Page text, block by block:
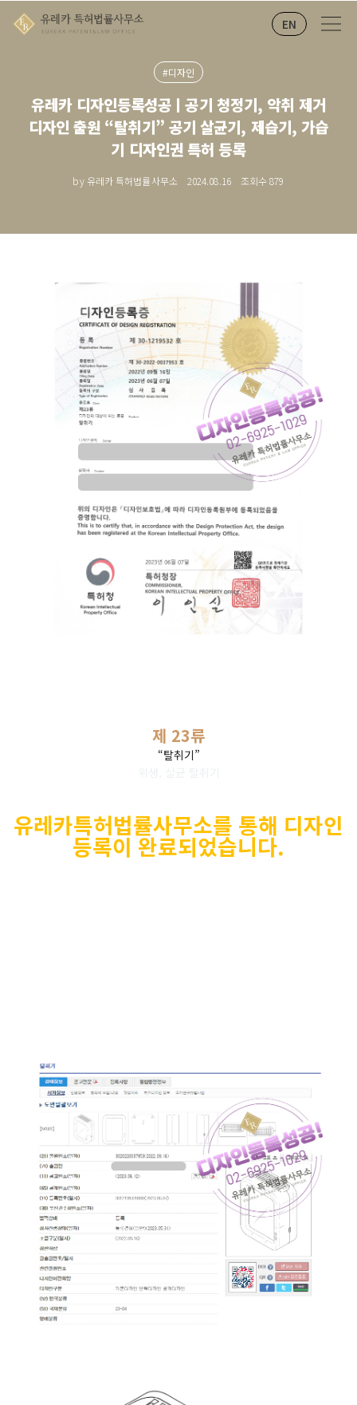
EN
#디자인
유레카 디자인등록성공ㅣ공기 청정기, 악취 제거
디자인 출원 “탈취기” 공기 살균기, 제습기, 가습
기 디자인권 특허 등록
by 유레카 특허법률사무소 2024.08.16 조회수879
제 23류
“탈취기”
유레카특허법률사무소를 통해 디자인
등록이 완료되었습니다.